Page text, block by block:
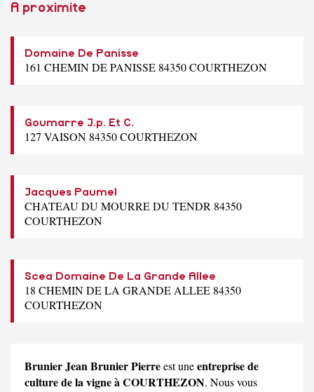
A proximite
Domaine De Panisse
161 CHEMIN DE PANISSE 84350 COURTHEZON
Goumarre J.p. Et C.
127 VAISON 84350 COURTHEZON
Jacques Paumel
CHATEAU DU MOURRE DU TENDR 84350
COURTHEZON
Scea Domaine De La Grande Allee
18 CHEMIN DE LA GRANDE ALLEE 84350
COURTHEZON
Brunier Jean Brunier Pierreest uneentreprise de
culture de la vigne à COURTHEZON. Nous vous